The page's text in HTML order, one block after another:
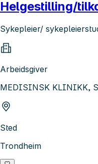
Helgestilling/
Sykepleier/
Arbeidsgiver
MEDISINSK KLINIKK,
Sted
Trondheim